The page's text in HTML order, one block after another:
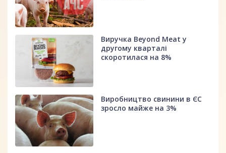
Виручка Beyond Meat у
другому кварталі
скоротилася на 8%
Виробництво свинини в ЄС
зросло майже на 3%